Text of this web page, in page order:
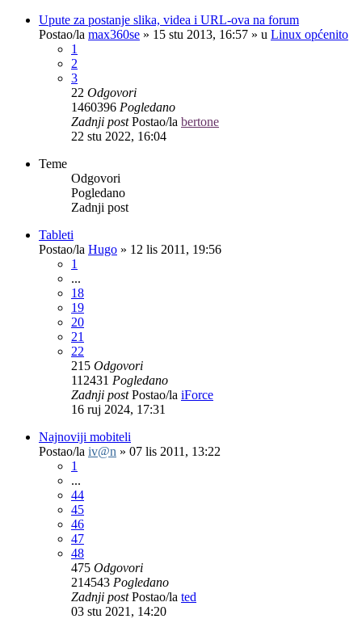
Upute za postanje slika, videa i URL-ova na forum
Postao/la max360se » 15 stu 2013, 16:57 » u Linux općenito
1
2
3
22 Odgovori
1460396 Pogledano
Zadnji postPostao/la bertone
22 stu 2022, 16:04
Teme
Odgovori
Pogledano
Zadnji post
Tableti
Postao/la Hugo » 12 lis 2011, 19:56
1
...
18
19
20
21
22
215 Odgovori
112431 Pogledano
Zadnji postPostao/la iForce
16 ruj 2024, 17:31
Najnoviji mobiteli
Postao/la iv@n » 07 lis 2011, 13:22
1
...
44
45
46
47
48
475 Odgovori
214543 Pogledano
Zadnji postPostao/la ted
03 stu 2021, 14:20